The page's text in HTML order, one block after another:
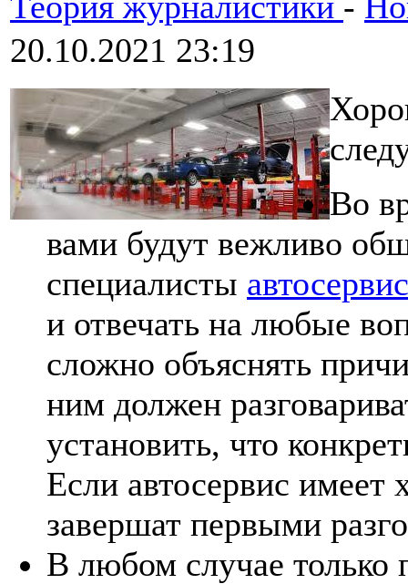
20.10.2021 23:19
Во
вами будут вежливо
специалисты автосервис
и отвечать на любые
сложно объяснять
ним должен
установить, что
Если автосервис имеет
завершат первыми
В любом случае только